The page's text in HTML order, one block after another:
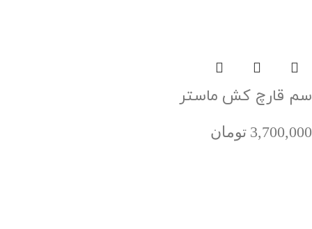
سم قارچ کش ماستر
3,700,000 تومان